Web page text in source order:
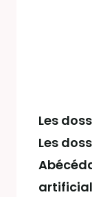
Les
Les